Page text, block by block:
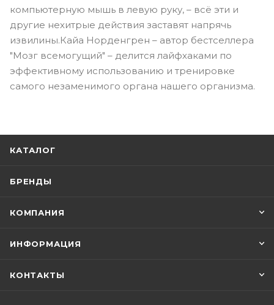
компьютерную мышь в левую руку, – всё эти и
другие нехитрые действия заставят напрячь
извилины.Кайа Норденгрен – автор бестселлера
"Мозг всемогущий" – делится лайфхаками по
эффективному использованию и тренировке
самого незаменимого органа нашего организма.
КАТАЛОГ
БРЕНДЫ
КОМПАНИЯ
ИНФОРМАЦИЯ
КОНТАКТЫ